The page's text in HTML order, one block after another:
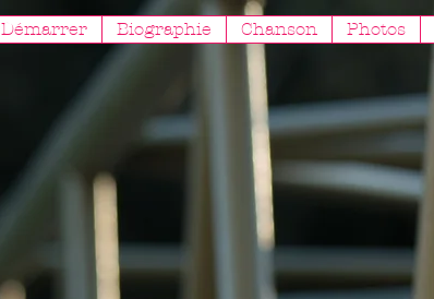
Démarrer Biographie Chanson Photos